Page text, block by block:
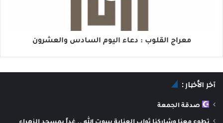
معراج القلوب : دعاء اليوم السادس والعشرون
آخر الأخبار :
صدقة الجمعة